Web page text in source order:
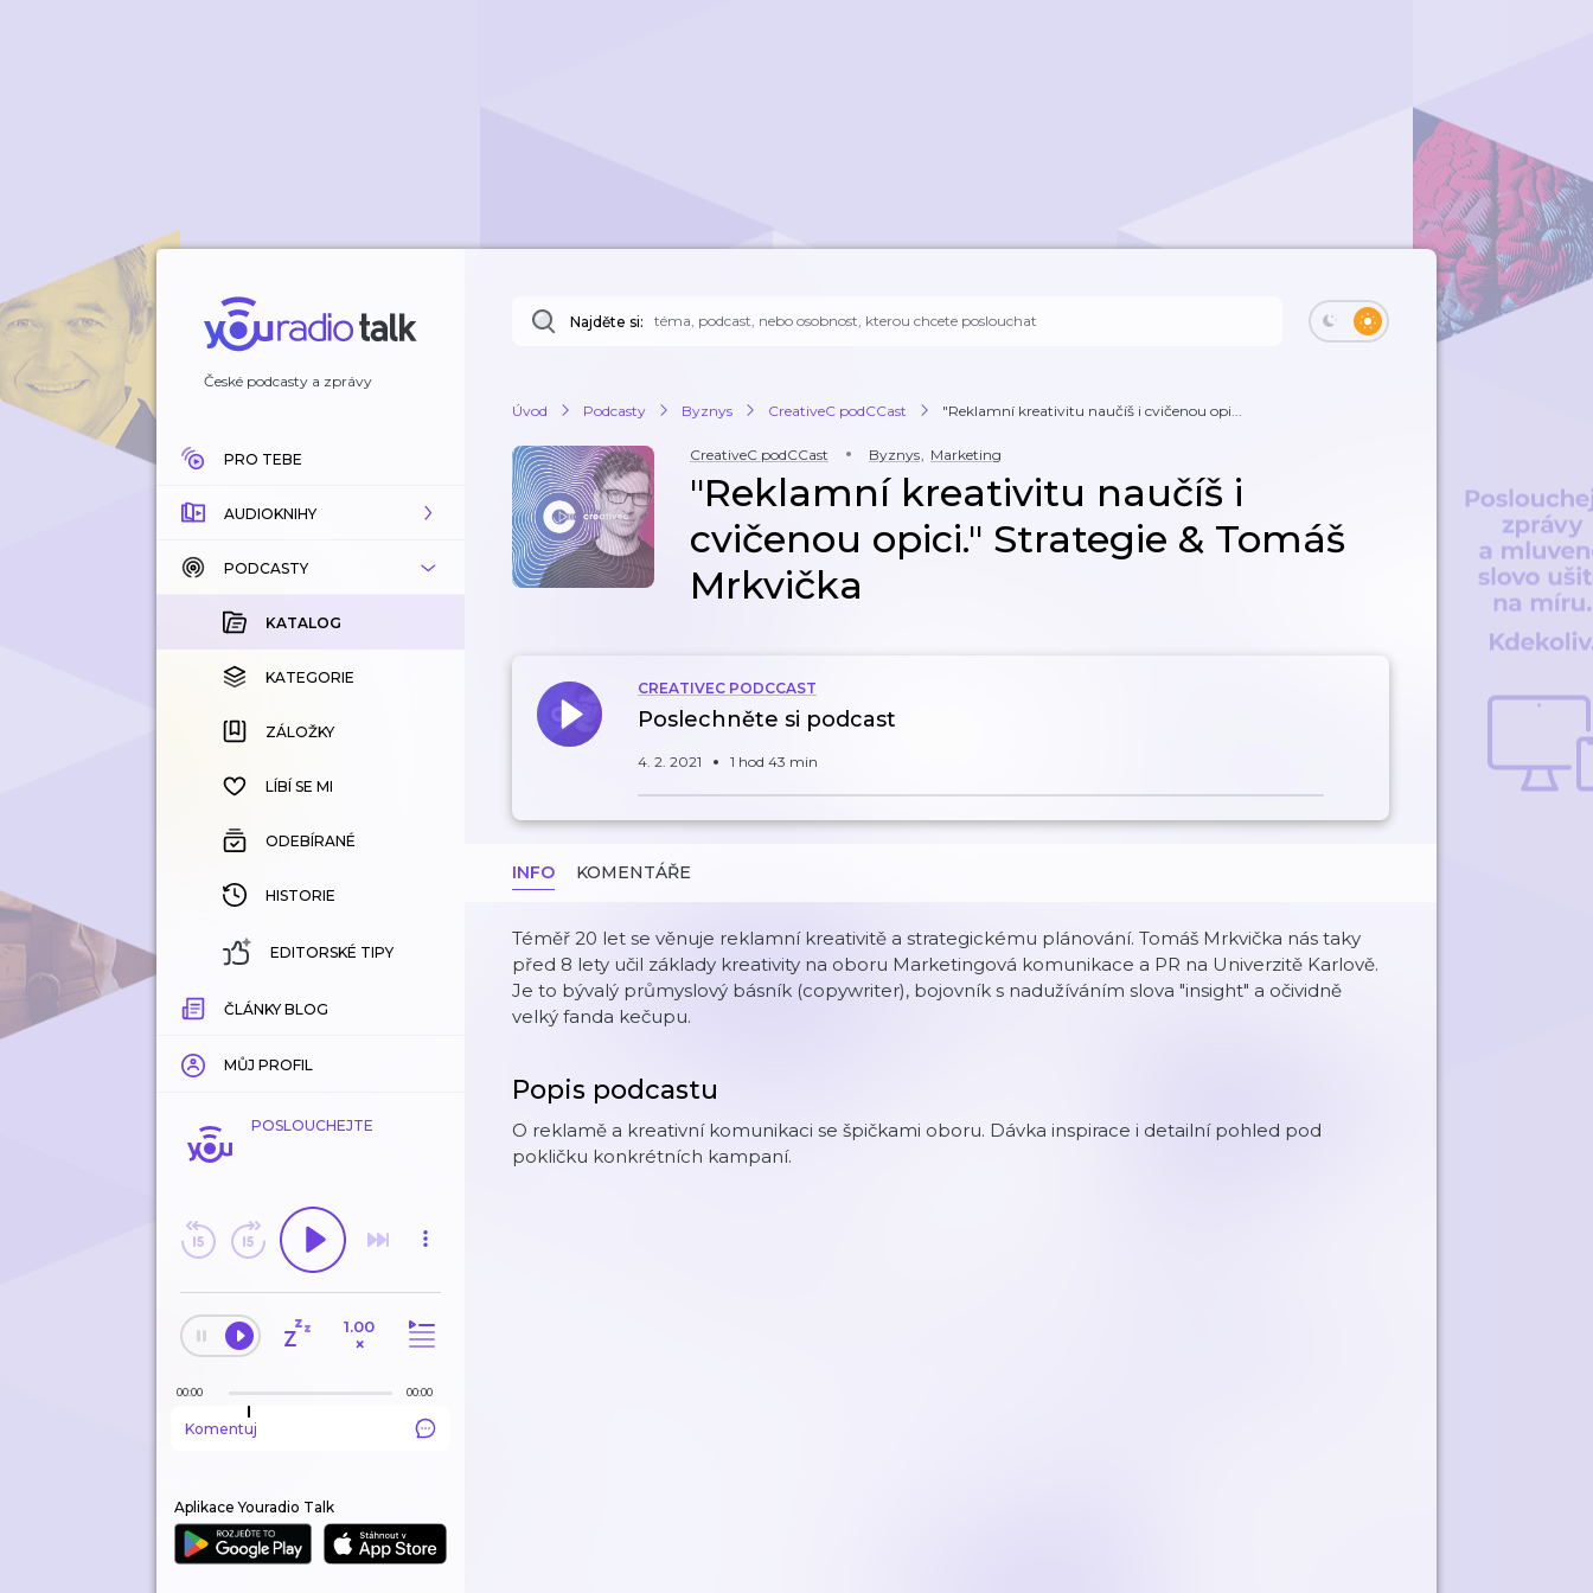
České podcasty a zprávy
PRO TEBE
AUDIOKNIHY
KATALOG
KOUPENÉ
KATEGORIE
ZÁLOŽKY
HISTORIE
PODCASTY
KATALOG
KATEGORIE
ZÁLOŽKY
LÍBÍ SE MI
ODEBÍRANÉ
HISTORIE
EDITORSKÉ TIPY
ČLÁNKY BLOG
MŮJ PROFIL
POSLOUCHEJTE
1.00
×
00:00 00:00
Komentuj
Aplikace Youradio Talk
Najděte si:
Úvod Podcasty Byznys CreativeC podCCast "Reklamní kreativitu naučíš i cvičenou opi...
CreativeC podCCast Byznys, Marketing
"Reklamní kreativitu naučíš i
cvičenou opici." Strategie & Tomáš
Mrkvička
CREATIVEC PODCCAST
Poslechněte si podcast
4. 2. 2021 1 hod 43 min
INFO KOMENTÁŘE
Téměř 20 let se věnuje reklamní kreativitě a strategickému plánování. Tomáš Mrkvička nás taky
před 8 lety učil základy kreativity na oboru Marketingová komunikace a PR na Univerzitě Karlově.
Je to bývalý průmyslový básník (copywriter), bojovník s nadužíváním slova "insight" a očividně
velký fanda kečupu.
Popis podcastu
O reklamě a kreativní komunikaci se špičkami oboru. Dávka inspirace i detailní pohled pod
pokličku konkrétních kampaní.